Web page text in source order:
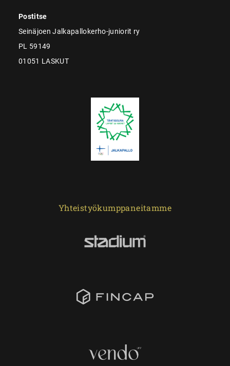
Postitse
Seinäjoen Jalkapallokerho-juniorit ry
PL 59149
01051 LASKUT
Yhteistyökumppaneitamme